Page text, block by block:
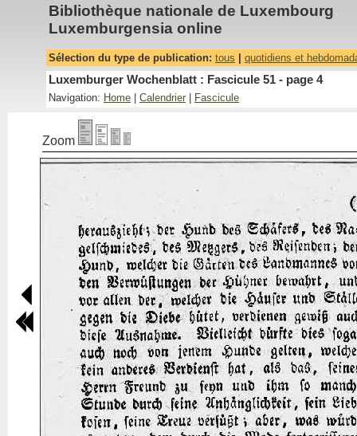
Bibliothèque nationale de Luxembourg
Luxemburgensia online
Sélection du type de publication: tous quotidiens et
Luxemburger Wochenblatt : Fascicule 51 - page 4
Navigation: Home Calendrier Fascicule
Zoom